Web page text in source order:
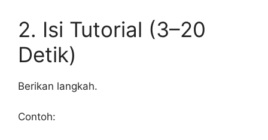
2. Isi Tutorial (3–20
Detik)
Berikan langkah.
Contoh: